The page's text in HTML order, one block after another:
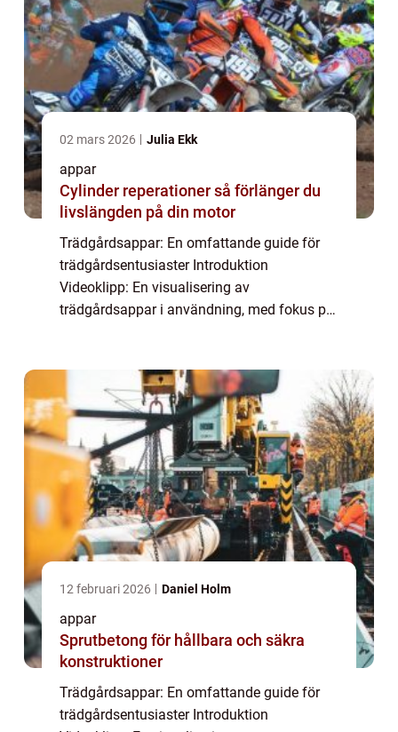
02 mars 2026 Julia Ekk
appar
Cylinder reperationer så förlänger du
livslängden på din motor
Trädgårdsappar: En omfattande guide för
trädgårdsentusiaster Introduktion
Videoklipp: En visualisering av
trädgårdsappar i användning, med fokus på
utformats för att hjälpa trädgård...
12 februari 2026 Daniel Holm
appar
Sprutbetong för hållbara och säkra
konstruktioner
Trädgårdsappar: En omfattande guide för
trädgårdsentusiaster Introduktion